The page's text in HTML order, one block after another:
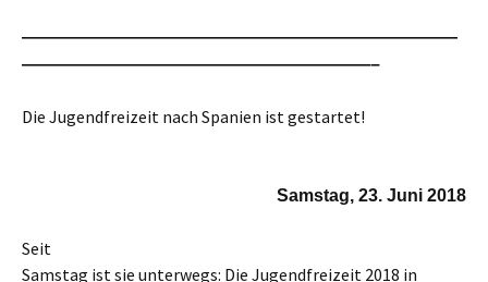
—————————————————————————
————————————————————–
Die Jugendfreizeit nach Spanien ist gestartet!
Samstag, 23. Juni 2018
Seit
Samstag ist sie unterwegs: Die Jugendfreizeit 2018 in